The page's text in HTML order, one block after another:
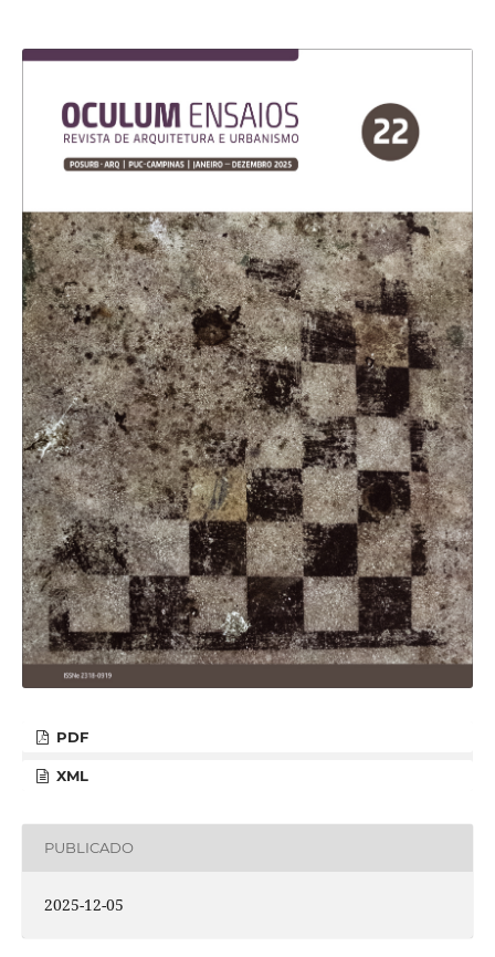
PDF
XML
PUBLICADO
2025-12-05